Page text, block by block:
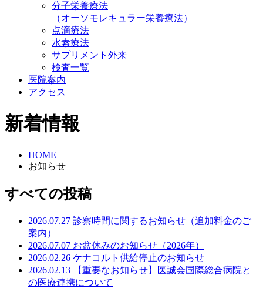
分子栄養療法
（オーソモレキュラー栄養療法）
点滴療法
水素療法
サプリメント外来
検査一覧
医院案内
アクセス
新着情報
HOME
お知らせ
すべての投稿
2026.07.27 診察時間に関するお知らせ（追加料金のご
案内）
2026.07.07 お盆休みのお知らせ（2026年）
2026.02.26 ケナコルト供給停止のお知らせ
2026.02.13
【重要なお知らせ】医誠会国際総合病院と
の医療連携について